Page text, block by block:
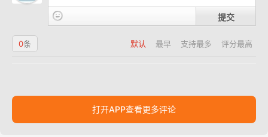
提交
默认 最早 支持最多 评分最高
0条
打开APP查看更多评论